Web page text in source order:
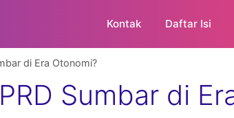
Kontak Daftar Isi
di Era Otonomi?
Sumbar di